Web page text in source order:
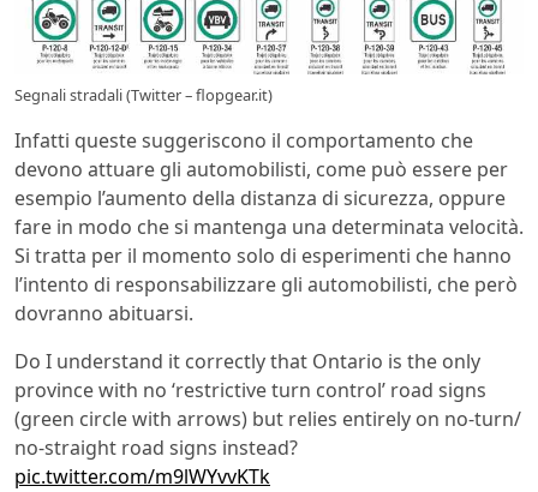
Segnali stradali (Twitter – flopgear.it)
Infatti queste suggeriscono il comportamento che
devono attuare gli automobilisti, come può essere per
esempio l’aumento della distanza di sicurezza, oppure
fare in modo che si mantenga una determinata velocità.
Si tratta per il momento solo di esperimenti che hanno
l’intento di responsabilizzare gli automobilisti, che però
dovranno abituarsi.
Do I understand it correctly that Ontario is the only
province with no ‘restrictive turn control’ road signs
(green circle with arrows) but relies entirely on no-turn/
no-straight road signs instead?
pic.twitter.com/m9lWYvvKTk